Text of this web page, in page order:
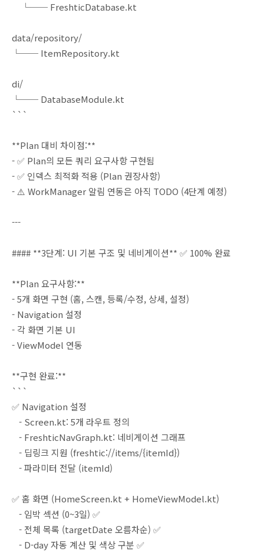
└── FreshticDatabase.kt
data/repository/
└── ItemRepository.kt
di/
└── DatabaseModule.kt
```
**Plan 대비 차이점:**
- ✅ Plan의 모든 쿼리 요구사항 구현됨
- ✅ 인덱스 최적화 적용 (Plan 권장사항)
- ⚠️ WorkManager 알림 연동은 아직 TODO (4단계 예정)
---
#### **3단계: UI 기본 구조 및 네비게이션** ✅ 100% 완료
**Plan 요구사항:**
- 5개 화면 구현 (홈, 스캔, 등록/수정, 상세, 설정)
- Navigation 설정
- 각 화면 기본 UI
- ViewModel 연동
**구현 완료:**
```
✅ Navigation 설정
- Screen.kt: 5개 라우트 정의
- FreshticNavGraph.kt: 네비게이션 그래프
- 딥링크 지원 (freshtic://items/{itemId})
- 파라미터 전달 (itemId)
✅ 홈 화면 (HomeScreen.kt + HomeViewModel.kt)
- 임박 섹션 (0~3일) ✅
- 전체 목록 (targetDate 오름차순) ✅
- D-day 자동 계산 및 색상 구분 ✅